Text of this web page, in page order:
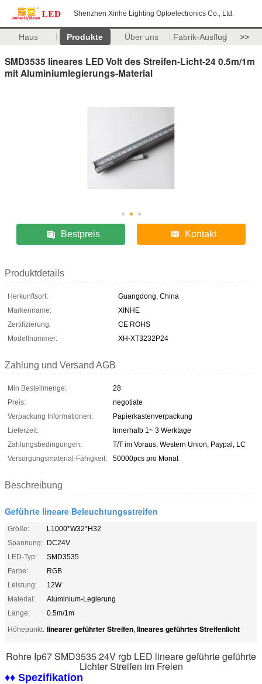
Shenzhen Xinhe Lighting Optoelectronics Co., Ltd.
Haus Produkte Über uns Fabrik-Ausflug >>
SMD3535 lineares LED Volt des Streifen-Licht-24 0.5m/1m
mit Aluminiumlegierungs-Material
Bestpreis Kontakt
Produktdetails
Herkunftsort:
Guangdong, China
Markenname:
XINHE
Zertifizierung:
CE ROHS
Modellnummer:
XH-XT3232P24
Zahlung und Versand AGB
Min Bestellmenge:
28
Preis:
negotiate
Verpackung Informationen:
Papierkastenverpackung
Lieferzeit:
Innerhalb 1~ 3 Werktage
Zahlungsbedingungen:
T/T im Voraus, Western Union, Paypal, LC
Versorgungsmaterial-Fähigkeit:
50000pcs pro Monat
Beschreibung
Geführte lineare Beleuchtungsstreifen
Größe:
L1000*W32*H32
Spannung: DC24V
LED-Typ:
SMD3535
Farbe:
RGB
Leistung:
12W
Material:
Aluminium-Legierung
Lange:
0.5m/1m
Höhepunkt: linearer geführter Streifen, lineares geführtes Streifenlicht
Rohre Ip67 SMD3535 24V rgb LED lineare geführte geführte
Lichter Streifen im Freien
♦♦ Spezifikation